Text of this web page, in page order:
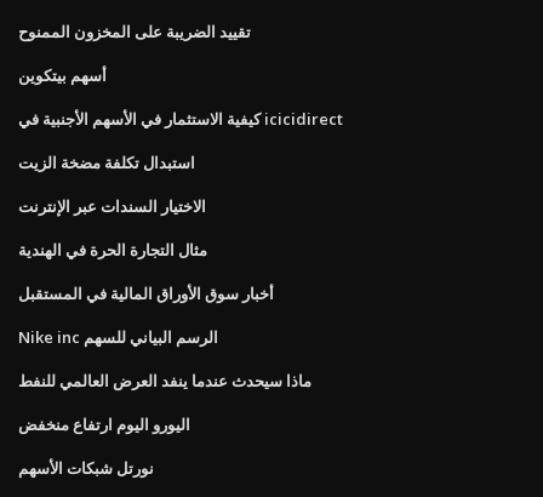
تقييد الضريبة على المخزون الممنوح
أسهم بيتكوين
كيفية الاستثمار في الأسهم الأجنبية في icicidirect
استبدال تكلفة مضخة الزيت
الاختيار السندات عبر الإنترنت
مثال التجارة الحرة في الهندية
أخبار سوق الأوراق المالية في المستقبل
Nike inc الرسم البياني للسهم
ماذا سيحدث عندما ينفد العرض العالمي للنفط
اليورو اليوم ارتفاع منخفض
نورتل شبكات الأسهم